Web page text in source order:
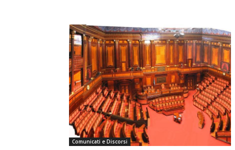
Comunicati e Discorsi